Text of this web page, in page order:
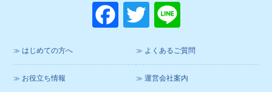
F
a
e
T
wi
tt
er
e
はじめての方へ よくあるご質問
お役立ち情報 運営会社案内